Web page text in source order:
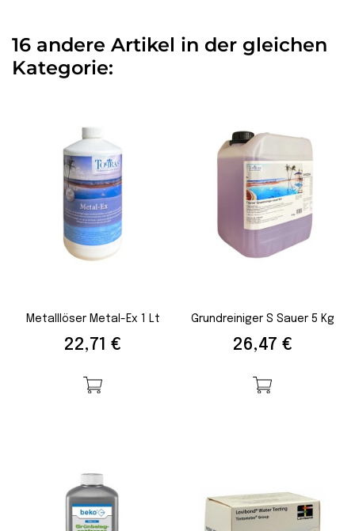
16 andere Artikel in der gleichen
Kategorie:
Metalllöser Metal-Ex 1 Lt
Preis
22,71 €
Grundreiniger S Sauer 5 Kg
Preis
26,47 €